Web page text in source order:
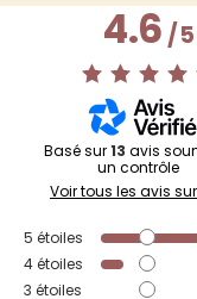
4.6/5
Basé sur13 avis
un contrôle
Voir tous les avis
5 étoiles
4étoiles
3 étoiles